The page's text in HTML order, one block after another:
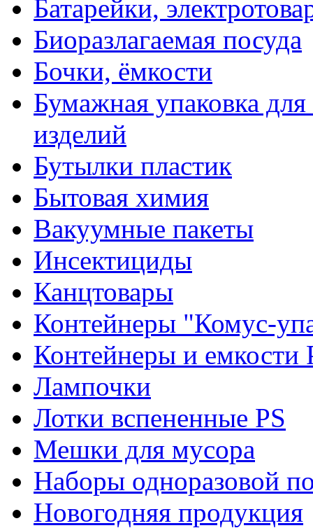
Батарейки,
Биоразлагаемая посуда
Бочки, ёмкости
Бумажная упаковка
изделий
Бутылки пластик
Бытовая химия
Вакуумные пакеты
Инсектициды
Канцтовары
Контейнеры "Комус-
Контейнеры и емкости
Лампочки
Лотки вспененные PS
Мешки для мусора
Наборы одноразовой
Новогодняя продукция